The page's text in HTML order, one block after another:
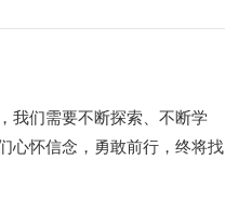
我们需要不断探索、不断学
心怀信念，勇敢前行，终将找